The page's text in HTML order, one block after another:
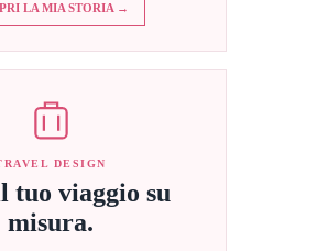
LA MIA STORIA →
DESIGN
tuo viaggio su
misura.